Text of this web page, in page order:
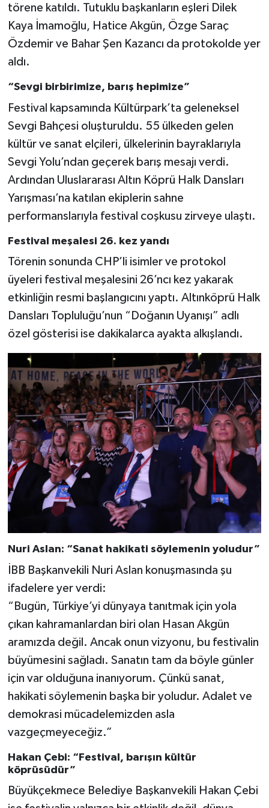
törene katıldı. Tutuklu başkanların eşleri Dilek
Kaya İmamoğlu, Hatice Akgün, Özge Saraç
Özdemir ve Bahar Şen Kazancı da protokolde yer
aldı.
“Sevgi birbirimize, barış hepimize”
Festival kapsamında Kültürpark’ta geleneksel
Sevgi Bahçesi oluşturuldu. 55 ülkeden gelen
kültür ve sanat elçileri, ülkelerinin bayraklarıyla
Sevgi Yolu’ndan geçerek barış mesajı verdi.
Ardından Uluslararası Altın Köprü Halk Dansları
Yarışması’na katılan ekiplerin sahne
performanslarıyla festival coşkusu zirveye ulaştı.
Festival meşalesi 26. kez yandı
Törenin sonunda CHP’li isimler ve protokol
üyeleri festival meşalesini 26’ncı kez yakarak
etkinliğin resmi başlangıcını yaptı. Altınköprü Halk
Dansları Topluluğu’nun “Doğanın Uyanışı” adlı
özel gösterisi ise dakikalarca ayakta alkışlandı.
Nuri Aslan: “Sanat hakikati söylemenin yoludur”
İBB Başkanvekili Nuri Aslan konuşmasında şu
ifadelere yer verdi:
“Bugün, Türkiye’yi dünyaya tanıtmak için yola
çıkan kahramanlardan biri olan Hasan Akgün
aramızda değil. Ancak onun vizyonu, bu festivalin
büyümesini sağladı. Sanatın tam da böyle günler
için var olduğuna inanıyorum. Çünkü sanat,
hakikati söylemenin başka bir yoludur. Adalet ve
demokrasi mücadelemizden asla
vazgeçmeyeceğiz.”
Hakan Çebi: “Festival, barışın kültür
köprüsüdür”
Büyükçekmece Belediye Başkanvekili Hakan Çebi